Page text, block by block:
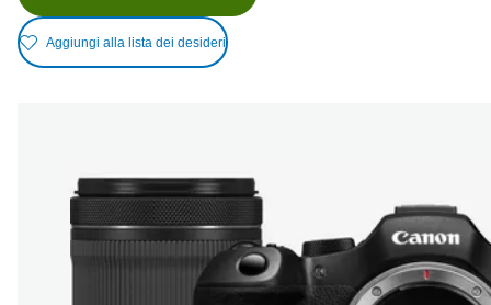
Aggiungi alla lista dei desideri